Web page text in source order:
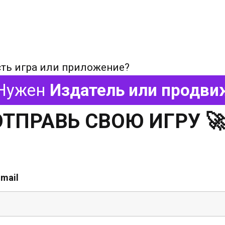
игра или приложение?
Издатель или
СВОЮ ИГРУ 🚀